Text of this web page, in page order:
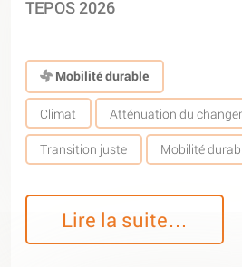
TEPOS 2026
Mobilité durable
Climat Atténuation du
Transition juste Mobilité
Lire la suite…